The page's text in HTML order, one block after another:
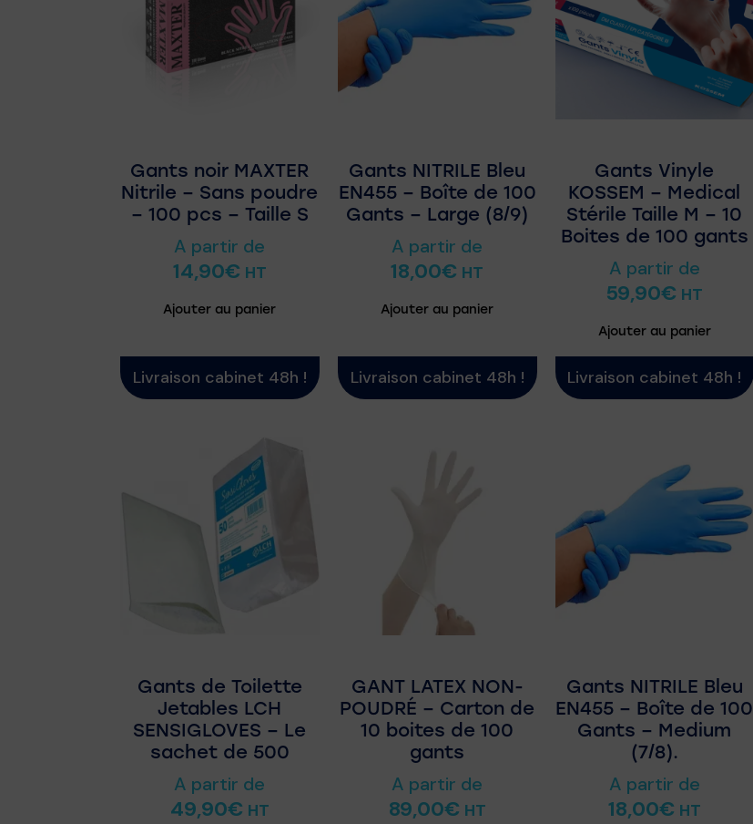
Gants noir MAXTER
Nitrile – Sans poudre
– 100 pcs – Taille S
A partir de
14,90€ HT
Ajouter au panier
Livraison cabinet 48h !
Gants NITRILE Bleu
EN455 – Boîte de 100
Gants – Large (8/9)
A partir de
18,00€ HT
Ajouter au panier
Livraison cabinet 48h !
Gants Vinyle
KOSSEM – Medical
Stérile Taille M – 10
Boites de 100 gants
A partir de
59,90€ HT
Ajouter au panier
Livraison cabinet 48h !
Gants de Toilette
Jetables LCH
SENSIGLOVES – Le
sachet de 500
A partir de
49,90€ HT
GANT LATEX NON-
POUDRÉ – Carton de
10 boites de 100
gants
A partir de
89,00€ HT
Gants NITRILE Bleu
EN455 – Boîte de 100
Gants – Medium
(7/8).
A partir de
18,00€ HT